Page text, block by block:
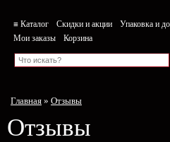
≡ Каталог Скидки и акции Упаковка и
Мои заказы
Корзина
Главная » Отзывы
Отзывы